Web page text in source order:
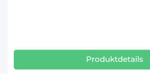
Produktdetails